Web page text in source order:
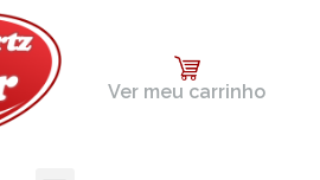
Ver meu carrinho